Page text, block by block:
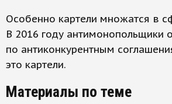
Особенно картели множатся в
В 2016 году антимонопольщики
по антиконкурентным
это картели.
Материалы по теме